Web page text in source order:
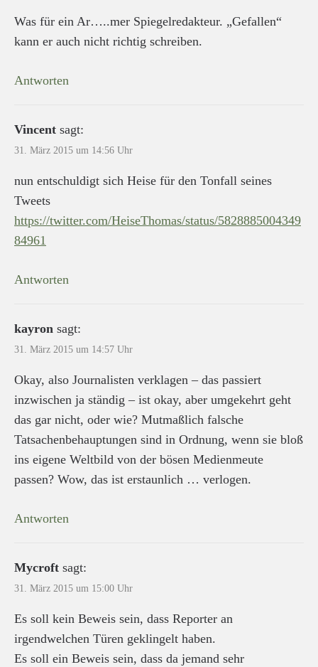
Was für ein Ar…..mer Spiegelredakteur. „Gefallen“
kann er auch nicht richtig schreiben.
Antworten
Vincent sagt:
31. März 2015 um 14:56 Uhr
nun entschuldigt sich Heise für den Tonfall seines
Tweets
https://twitter.com/HeiseThomas/status/5828885004349
84961
Antworten
kayron sagt:
31. März 2015 um 14:57 Uhr
Okay, also Journalisten verklagen – das passiert
inzwischen ja ständig – ist okay, aber umgekehrt geht
das gar nicht, oder wie? Mutmaßlich falsche
Tatsachenbehauptungen sind in Ordnung, wenn sie bloß
ins eigene Weltbild von der bösen Medienmeute
passen? Wow, das ist erstaunlich … verlogen.
Antworten
Mycroft sagt:
31. März 2015 um 15:00 Uhr
Es soll kein Beweis sein, dass Reporter an
irgendwelchen Türen geklingelt haben.
Es soll ein Beweis sein, dass da jemand sehr